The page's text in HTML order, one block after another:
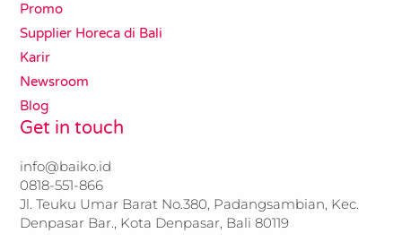
Promo
Supplier Horeca di Bali
Karir
Newsroom
Blog
Get in touch
info@baiko.id
0818-551-866​​
Jl. Teuku Umar Barat No.380, Padangsambian, Kec.
Denpasar Bar., Kota Denpasar, Bali 80119